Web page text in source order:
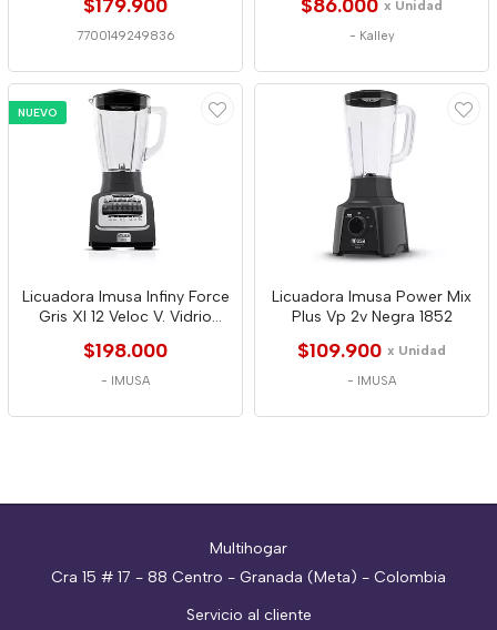
$179.900
7700149249836
$86.000 x Unidad
- Kalley
NUEVO
Licuadora Imusa Infiny Force
Gris Xl 12 Veloc V. Vidrio
$198.000
- IMUSA
Licuadora Imusa Power Mix
Plus Vp 2v Negra 1852
$109.900 x Unidad
- IMUSA
Multihogar
Cra 15 # 17 - 88 Centro - Granada (Meta) - Colombia
Servicio al cliente